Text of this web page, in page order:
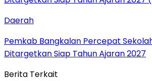
Daerah
Pemkab Bangkalan Percepat
Ditargetkan Siap Tahun Ajaran 2027
Berita Terkait